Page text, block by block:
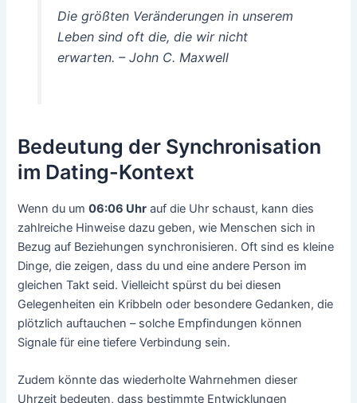
Die größten Veränderungen in unserem
Leben sind oft die, die wir nicht
erwarten. – John C. Maxwell
Bedeutung der Synchronisation
im Dating-Kontext
Wenn du um06:06 Uhr auf die Uhr schaust, kann dies
zahlreiche Hinweise dazu geben, wie Menschen sich in
Bezug auf Beziehungen synchronisieren. Oft sind es kleine
Dinge, die zeigen, dass du und eine andere Person im
gleichen Takt seid. Vielleicht spürst du bei diesen
Gelegenheiten ein Kribbeln oder besondere Gedanken, die
plötzlich auftauchen – solche Empfindungen können
Signale für eine tiefere Verbindung sein.
Zudem könnte das wiederholte Wahrnehmen dieser
Uhrzeit bedeuten, dass bestimmte Entwicklungen